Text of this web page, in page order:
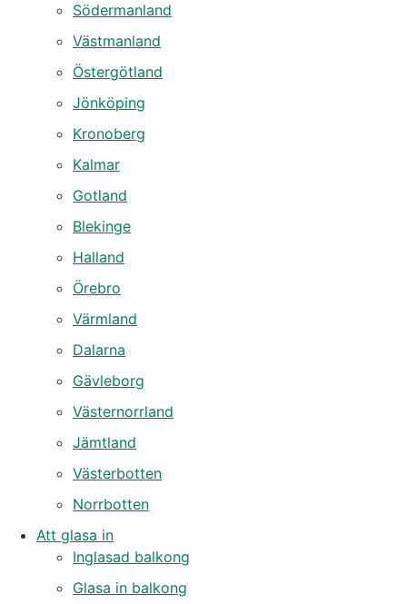
Södermanland
Västmanland
Östergötland
Jönköping
Kronoberg
Kalmar
Gotland
Blekinge
Halland
Örebro
Värmland
Dalarna
Gävleborg
Västernorrland
Jämtland
Västerbotten
Norrbotten
Att glasa in
Inglasad balkong
Glasa in balkong